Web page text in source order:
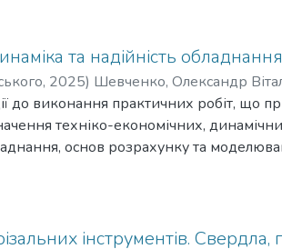
набуття прав інтелектуальної
та надійність
, 2025) Шевченко, Олександр
до виконання практичних робіт, що
техніко-економічних,
основ розрахунку та
обладнання та машин.
131 – «Прикладна механіка».
iнструментiв.